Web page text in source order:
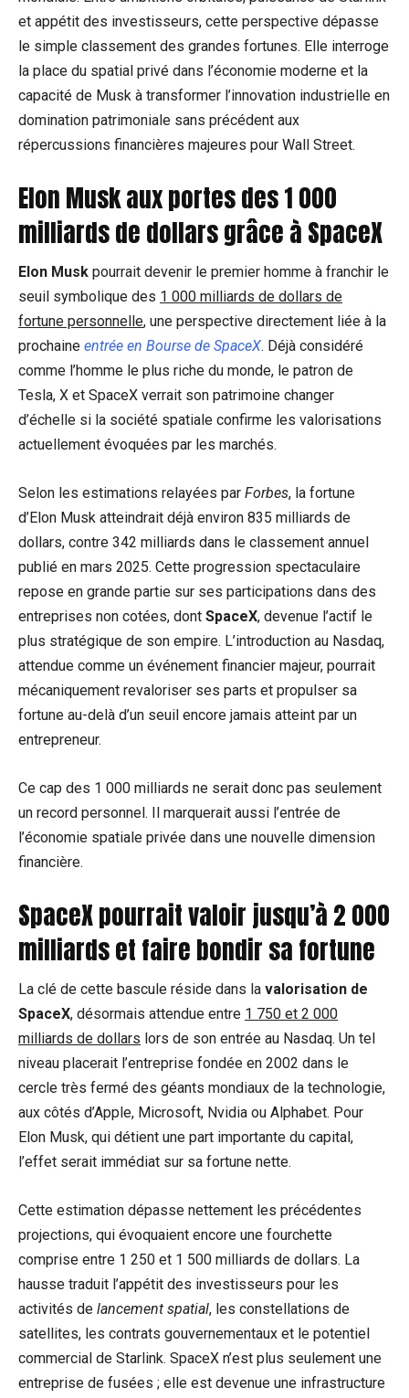
et appétit des investisseurs, cette perspective dépasse
le simple classement des grandes fortunes. Elle interroge
la place du spatial privé dans l’économie moderne et la
capacité de Musk à transformer l’innovation industrielle en
domination patrimoniale sans précédent aux
répercussions financières majeures pour Wall Street.
Elon Musk aux portes des 1 000
milliards de dollars grâce à SpaceX
Elon Musk pourrait devenir le premier homme à franchir le
seuil symbolique des 1 000 milliards de dollars de
fortune personnelle, une perspective directement liée à la
prochaine entrée en Bourse de SpaceX. Déjà considéré
comme l’homme le plus riche du monde, le patron de
Tesla, X et SpaceX verrait son patrimoine changer
d’échelle si la société spatiale confirme les valorisations
actuellement évoquées par les marchés.
Selon les estimations relayées par Forbes, la fortune
d’Elon Musk atteindrait déjà environ 835 milliards de
dollars, contre 342 milliards dans le classement annuel
publié en mars 2025. Cette progression spectaculaire
repose en grande partie sur ses participations dans des
entreprises non cotées, dont SpaceX, devenue l’actif le
plus stratégique de son empire. L’introduction au Nasdaq,
attendue comme un événement financier majeur, pourrait
mécaniquement revaloriser ses parts et propulser sa
fortune au-delà d’un seuil encore jamais atteint par un
entrepreneur.
Ce cap des 1 000 milliards ne serait donc pas seulement
un record personnel. Il marquerait aussi l’entrée de
l’économie spatiale privée dans une nouvelle dimension
financière.
SpaceX pourrait valoir jusqu’à 2 000
milliards et faire bondir sa fortune
La clé de cette bascule réside dans la valorisation de
SpaceX, désormais attendue entre 1 750 et 2 000
milliards de dollars lors de son entrée au Nasdaq. Un tel
niveau placerait l’entreprise fondée en 2002 dans le
cercle très fermé des géants mondiaux de la technologie,
aux côtés d’Apple, Microsoft, Nvidia ou Alphabet. Pour
Elon Musk, qui détient une part importante du capital,
l’effet serait immédiat sur sa fortune nette.
Cette estimation dépasse nettement les précédentes
projections, qui évoquaient encore une fourchette
comprise entre 1 250 et 1 500 milliards de dollars. La
hausse traduit l’appétit des investisseurs pour les
activités de lancement spatial, les constellations de
satellites, les contrats gouvernementaux et le potentiel
commercial de Starlink. SpaceX n’est plus seulement une
entreprise de fusées ; elle est devenue une infrastructure